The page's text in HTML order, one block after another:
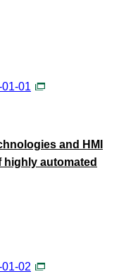
01
and HMI
automated
02